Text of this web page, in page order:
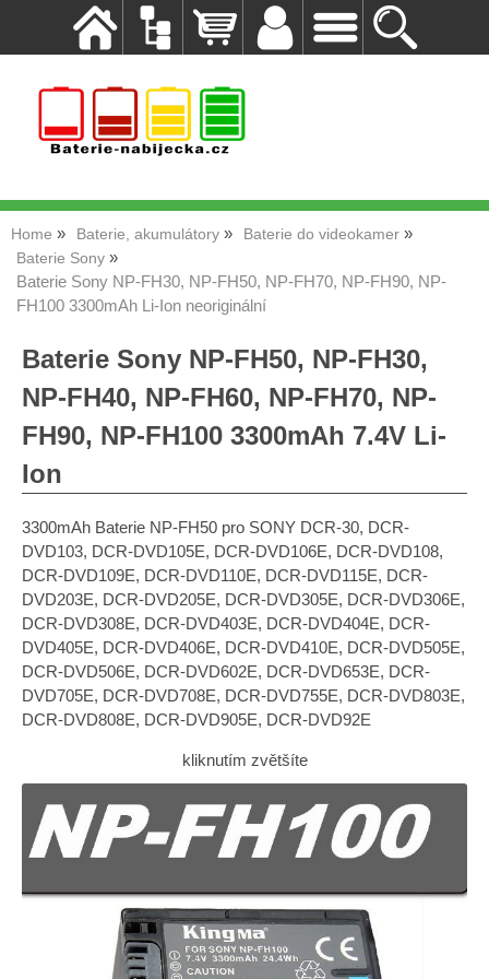
Home Baterie, akumulátory
Baterie do videokamer
Baterie Sony
Baterie Sony NP-FH30, NP-FH50, NP-FH70, NP-FH90, NP-
FH100 3300mAh Li-Ion neoriginální
Baterie Sony NP-FH50, NP-FH30,
NP-FH40, NP-FH60, NP-FH70, NP-
FH90, NP-FH100 3300mAh 7.4V Li-
Ion
3300mAh Baterie NP-FH50 pro SONY DCR-30, DCR-
DVD103, DCR-DVD105E, DCR-DVD106E, DCR-DVD108,
DCR-DVD109E, DCR-DVD110E, DCR-DVD115E, DCR-
DVD203E, DCR-DVD205E, DCR-DVD305E, DCR-DVD306E,
DCR-DVD308E, DCR-DVD403E, DCR-DVD404E, DCR-
DVD405E, DCR-DVD406E, DCR-DVD410E, DCR-DVD505E,
DCR-DVD506E, DCR-DVD602E, DCR-DVD653E, DCR-
DVD705E, DCR-DVD708E, DCR-DVD755E, DCR-DVD803E,
DCR-DVD808E, DCR-DVD905E, DCR-DVD92E
kliknutím zvětšíte